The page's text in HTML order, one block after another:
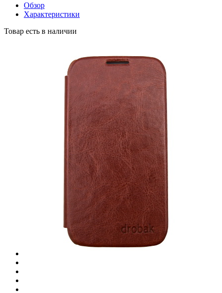
Обзор
Характеристики
Товар есть в наличии